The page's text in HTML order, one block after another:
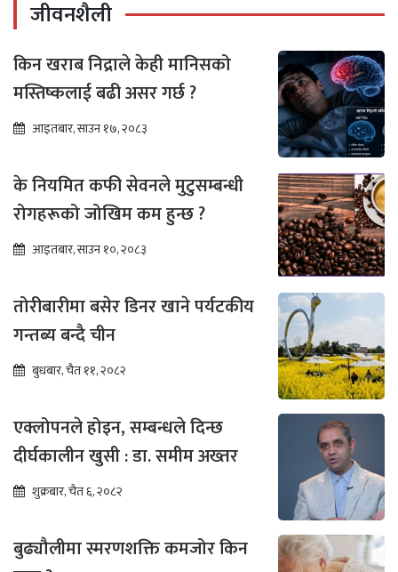
जीवनशैली
किन खराब निद्राले केही मानिसको
मस्तिष्कलाई बढी असर गर्छ ?
आइतबार, साउन १७, २०८३
के नियमित कफी सेवनले मुटुसम्बन्धी
रोगहरूको जोखिम कम हुन्छ ?
आइतबार, साउन १०, २०८३
तोरीबारीमा बसेर डिनर खाने पर्यटकीय
गन्तब्य बन्दै चीन
बुधबार, चैत ११, २०८२
एक्लोपनले होइन, सम्बन्धले दिन्छ
दीर्घकालीन खुसी : डा. समीम अख्तर
शुक्रबार, चैत ६, २०८२
बुढ्यौलीमा स्मरणशक्ति कमजोर किन